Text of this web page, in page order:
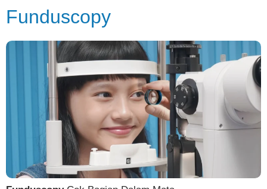
Funduscopy